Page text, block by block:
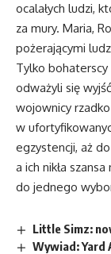
ocalałych ludzi,
za mury. Maria,
pożerającymi
Tylko
odważyli się
wojownicy
w
egzystencji, aż
a ich nikła
do jednego
Little Simz:
Wywiad: Yard